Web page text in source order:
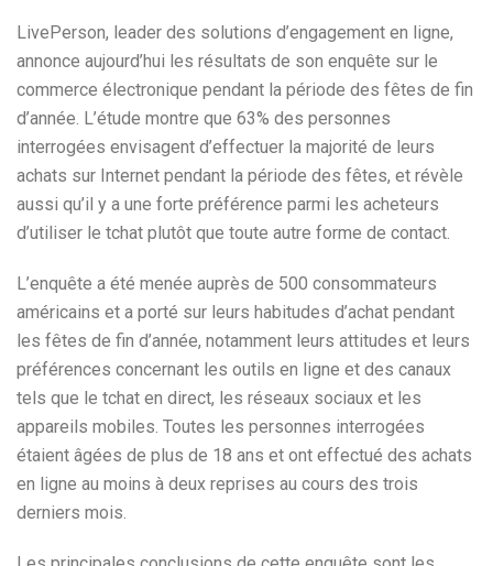
LivePerson, leader des solutions d’engagement en ligne,
annonce aujourd’hui les résultats de son enquête sur le
commerce électronique pendant la période des fêtes de fin
d’année. L’étude montre que 63% des personnes
interrogées envisagent d’effectuer la majorité de leurs
achats sur Internet pendant la période des fêtes, et révèle
aussi qu’il y a une forte préférence parmi les acheteurs
d’utiliser le tchat plutôt que toute autre forme de contact.
L’enquête a été menée auprès de 500 consommateurs
américains et a porté sur leurs habitudes d’achat pendant
les fêtes de fin d’année, notamment leurs attitudes et leurs
préférences concernant les outils en ligne et des canaux
tels que le tchat en direct, les réseaux sociaux et les
appareils mobiles. Toutes les personnes interrogées
étaient âgées de plus de 18 ans et ont effectué des achats
en ligne au moins à deux reprises au cours des trois
derniers mois.